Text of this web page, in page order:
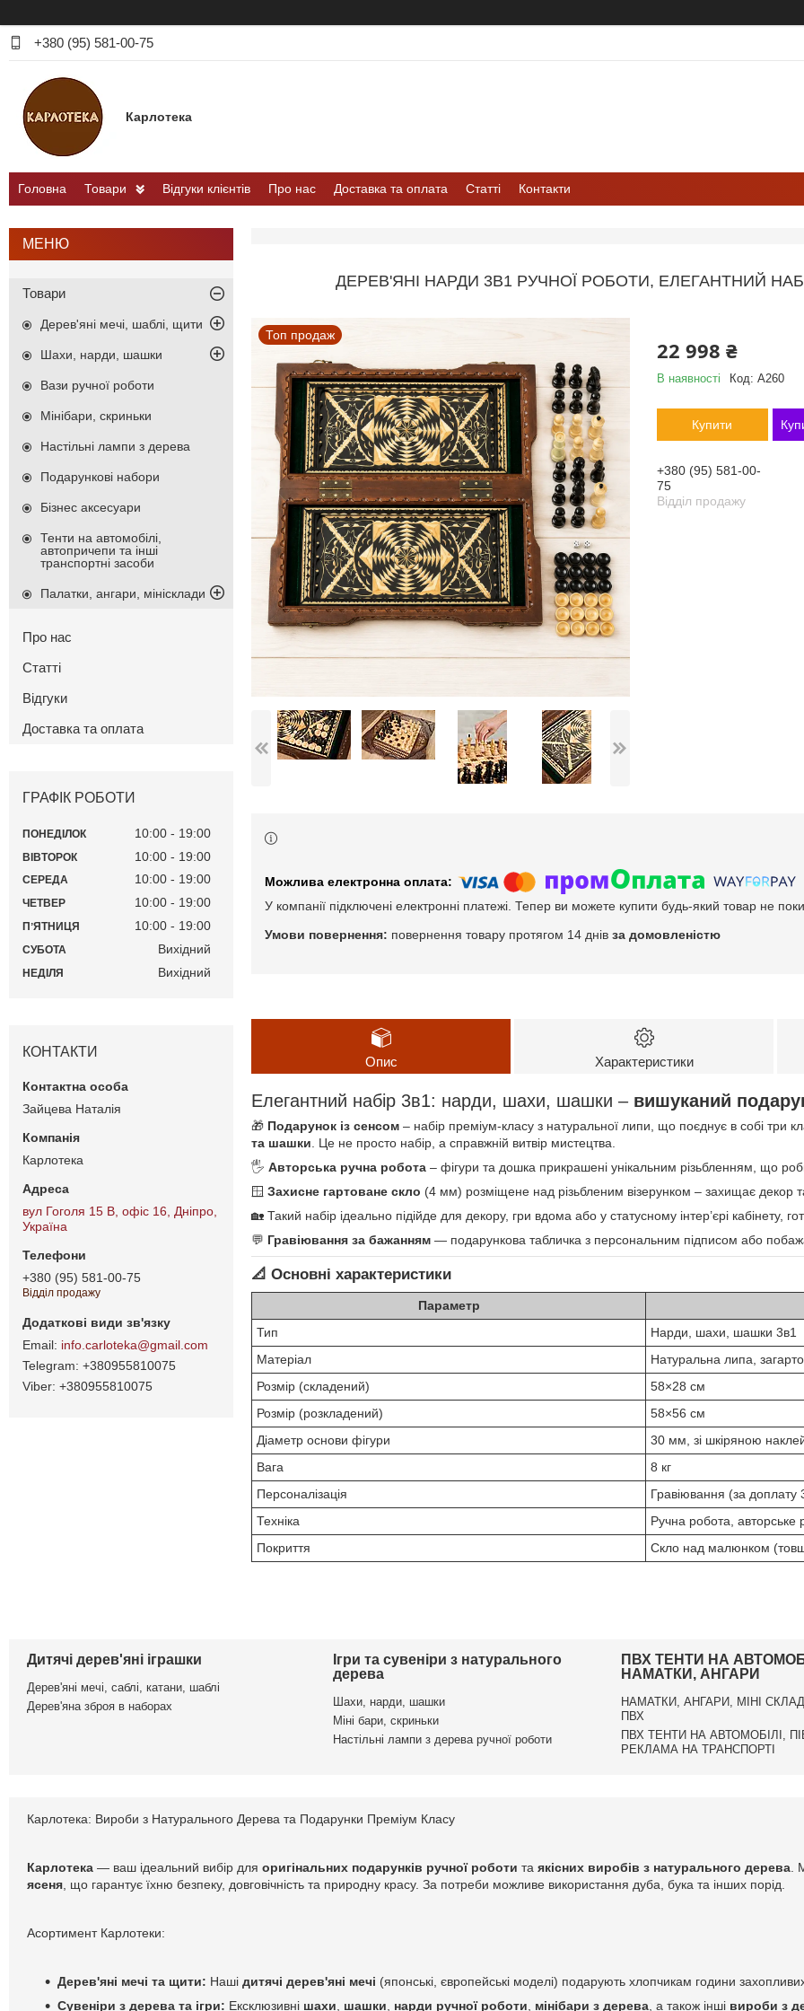
+380 (95) 581-00-75
Карлотека
Головна Товари Відгуки клієнтів Про нас Доставка та оплата Статті Контакти
ДЕРЕВ'ЯНІ НАРДИ 3В1 РУЧНОЇ РОБОТИ, ЕЛЕГАНТНИЙ
Топ продаж
22 998 ₴
В наявності Код: A260
Купити
+380 (95) 581-00-
75
Відділ продажу
У компанії підключені електронні платежі. Тепер ви можете купити будь-який товар не
повернення товару протягом 14 днів за домовленістю
Опис Характеристики
Елегантний набір 3в1: нарди, шахи, шашки – вишуканий
🎁 Подарунок із сенсом – набір преміум-класу з натуральної липи, що поєднує в собі три
та шашки . Це не просто набір, а справжній витвір мистецтва.
🖐️ Авторська ручна робота – фігури та дошка прикрашені унікальним різьбленням, що
🪟 Захисне гартоване скло (4 мм) розміщене над різьбленим візерунком – захищає декор
🏡 Такий набір ідеально підійде для декору, гри вдома або у статусному інтер’єрі кабінету,
💬 Гравіювання за бажанням — подарункова табличка з персональним підписом або
📐 Основні характеристики
Параметр
Тип
Нарди, шахи, шашки 3в1
Матеріал
Натуральна липа,
Розмір (складений)
58×28 см
Розмір (розкладений)
58×56 см
Діаметр основи фігури
30 мм, зі шкіряною
Вага
8 кг
Персоналізація
Гравіювання (за доплату
Техніка
Ручна робота, авторське
Покриття
Скло над малюнком
Товари
Дерев'яні мечі, шаблі, щити
Шахи, нарди, шашки
Вази ручної роботи
Мінібари, скриньки
Настільні лампи з дерева
Подарункові набори
Бізнес аксесуари
Тенти на автомобілі,
автопричепи та інші
транспортні засоби
Палатки, ангари, мінісклади
Про нас
Статті
Відгуки
Доставка та оплата
ГРАФІК РОБОТИ
ПОНЕДІЛОК 10:00 19:00
ВІВТОРОК 10:00 19:00
СЕРЕДА 10:00 19:00
ЧЕТВЕР 10:00 19:00
ПʼЯТНИЦЯ 10:00 19:00
СУБОТА Вихідний
НЕДІЛЯ Вихідний
КОНТАКТИ
Зайцева Наталія
Карлотека
вул Гоголя 15 B, офіс 16, Дніпро,
Україна
+380 (95) 581-00-75
Відділ продажу
info.carloteka@gmail.com
+380955810075
+380955810075
Дитячі дерев'яні іграшки
Дерев'яні мечі, саблі, катани, шаблі
Дерев'яна зброя в наборах
Ігри та сувеніри з натурального
дерева
Шахи, нарди, шашки
Міні бари, скриньки
Настільні лампи з дерева ручної роботи
ПВХ ТЕНТИ НА
НАМАТКИ, АНГАРИ
НАМАТКИ, АНГАРИ, МІНІ
ПВХ
ПВХ ТЕНТИ НА АВТОМОБІЛІ,
РЕКЛАМА НА ТРАНСПОРТІ
Карлотека: Вироби з Натурального Дерева та Подарунки Преміум Класу
Карлотека — ваш ідеальний вибір для оригінальних подарунків ручної роботи та якісних виробів з натурального дерева .
ясеня , що гарантує їхню безпеку, довговічність та природну красу. За потреби можливе використання дуба, бука та інших порід.
Асортимент Карлотеки:
Дерев'яні мечі та щити: Наші дитячі дерев'яні мечі (японські, європейські моделі) подарують хлопчикам години
Сувеніри з дерева та ігри: Ексклюзивні шахи шашки нарди ручної роботи мінібари з дерева , а також інші вироби з